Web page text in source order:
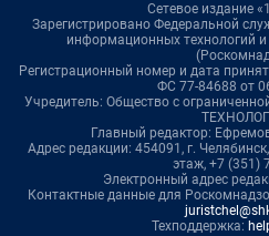
Сетевое издание
Зарегистрировано Федеральной
информационных технологий
Регистрационный номер и дата
ФС 77-84688 от
Учредитель: Общество с
Главный редактор:
Адрес редакции: 454091, г.
этаж, +7 (351)
Электронный адрес
Контактные данные для
Техподдержка: